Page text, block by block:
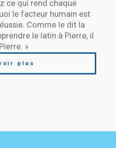
ce qui rend chaque
le facteur humain est
Comme le dit la
le latin à Pierre, il
»
plus